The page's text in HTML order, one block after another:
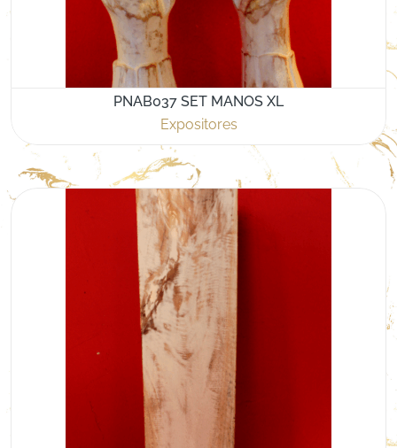
PNAB037 SET MANOS XL
Expositores